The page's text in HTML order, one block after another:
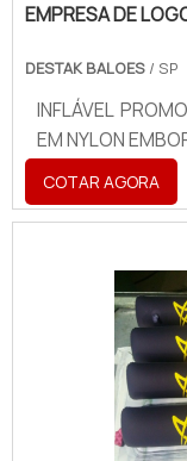
EMPRESA DE
DESTAK BALOES / SP
INFLÁVEL
EM NYLON
COTAR AGORA